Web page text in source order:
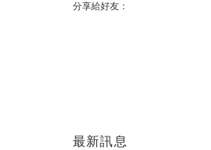
分享給好友：
最新訊息